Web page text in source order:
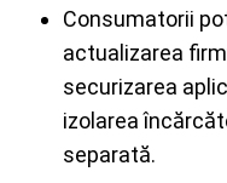
Consumatorii
actualizarea
securizarea
izolarea
separată.